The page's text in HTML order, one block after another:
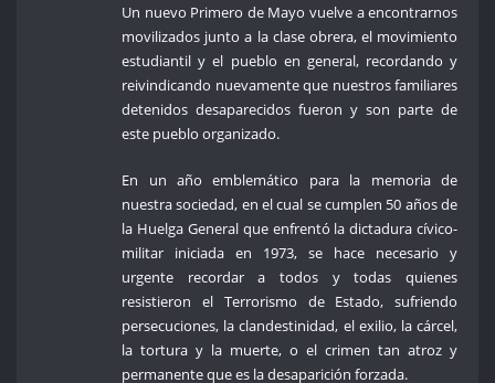
Un nuevo Primero de Mayo vuelve a encontrarnos
movilizados junto a la clase obrera, el movimiento
estudiantil y el pueblo en general, recordando y
reivindicando nuevamente que nuestros familiares
detenidos desaparecidos fueron y son parte de
este pueblo organizado.
En un año emblemático para la memoria de
nuestra sociedad, en el cual se cumplen 50 años de
la Huelga General que enfrentó la dictadura cívico-
militar iniciada en 1973, se hace necesario y
urgente recordar a todos y todas quienes
resistieron el Terrorismo de Estado, sufriendo
persecuciones, la clandestinidad, el exilio, la cárcel,
la tortura y la muerte, o el crimen tan atroz y
permanente que es la desaparición forzada.